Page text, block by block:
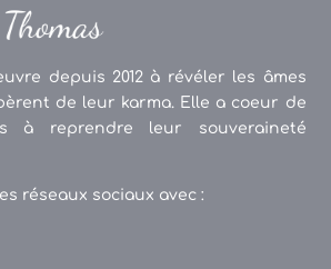
depuis 2012 à révéler les âmes
de leur karma. Elle a coeur de
à reprendre leur souveraineté
réseaux sociaux avec :